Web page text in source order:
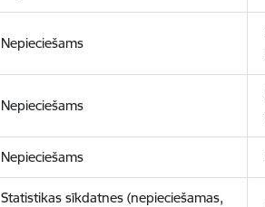
Nepieciešams
Nepieciešams
Nepieciešams
Statistikas sīkdatnes (nepieciešamas,